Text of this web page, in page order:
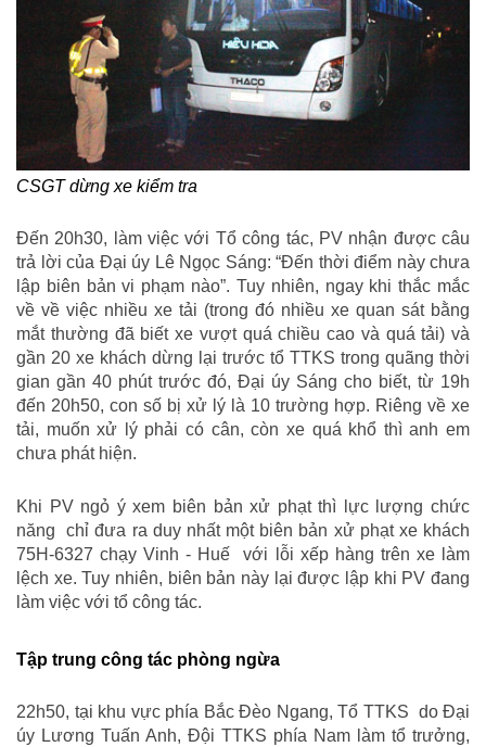
CSGT dừng xe kiểm tra
Đến 20h30, làm việc với Tổ công tác, PV nhận được câu
trả lời của Đại úy Lê Ngọc Sáng: “Đến thời điểm này chưa
lập biên bản vi phạm nào”. Tuy nhiên, ngay khi thắc mắc
về về việc nhiều xe tải (trong đó nhiều xe quan sát bằng
mắt thường đã biết xe vượt quá chiều cao và quá tải) và
gần 20 xe khách dừng lại trước tổ TTKS trong quãng thời
gian gần 40 phút trước đó, Đại úy Sáng cho biết, từ 19h
đến 20h50, con số bị xử lý là 10 trường hợp. Riêng về xe
tải, muốn xử lý phải có cân, còn xe quá khổ thì anh em
chưa phát hiện.
Khi PV ngỏ ý xem biên bản xử phạt thì lực lượng chức
năng chỉ đưa ra duy nhất một biên bản xử phạt xe khách
75H-6327 chạy Vinh - Huế với lỗi xếp hàng trên xe làm
lệch xe. Tuy nhiên, biên bản này lại được lập khi PV đang
làm việc với tổ công tác.
Tập trung công tác phòng ngừa
22h50, tại khu vực phía Bắc Đèo Ngang, Tổ TTKS do Đại
úy Lương Tuấn Anh, Đội TTKS phía Nam làm tổ trưởng,